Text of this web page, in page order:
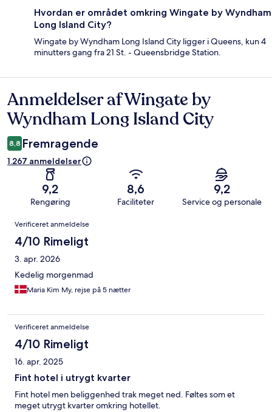
Hvordan er området omkring Wingate by Wyndham
Long Island City?
Wingate by Wyndham Long Island City ligger i Queens, kun 4
minutters gang fra 21 St. - Queensbridge Station.
Anmeldelser
Anmeldelser af Wingate by
Wyndham Long Island City
8,8 Fremragende
1.267 anmeldelser
9,2
Rengøring
8,6
Faciliteter
9,2
Service og personale
Anmeldelser
Verificeret anmeldelse
4/10 Rimeligt
3. apr. 2026
Kedelig morgenmad
Maria Kim My, rejse på 5 nætter
Verificeret anmeldelse
4/10 Rimeligt
16. apr. 2025
Fint hotel i utrygt kvarter
Fint hotel men beliggenhed trak meget ned. Føltes som et
meget utrygt kvarter omkring hotellet.